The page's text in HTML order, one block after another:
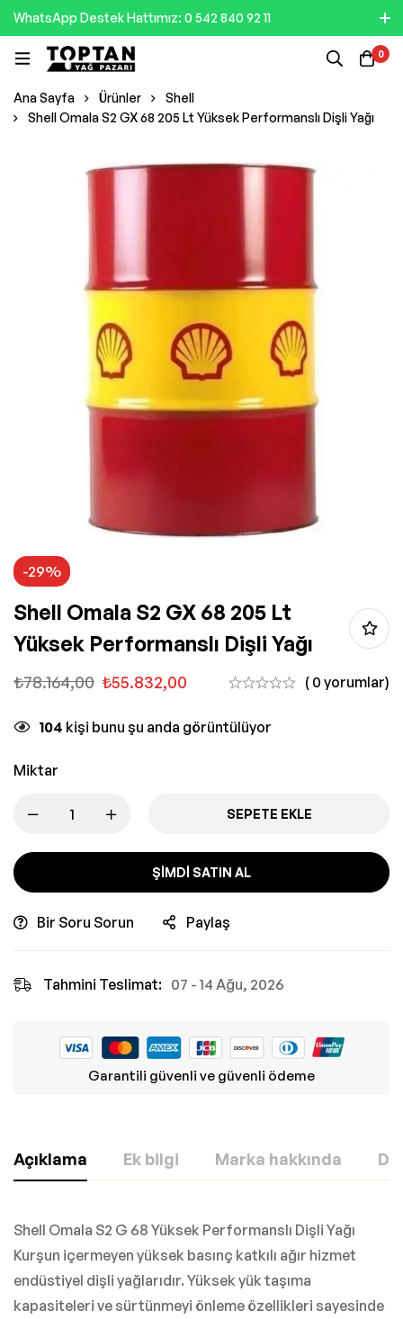
WhatsApp Destek Hattımız: 0 542 840 92 11
0
Ana Sayfa Ürünler
Shell
Shell Omala S2 GX 68 205 Lt Yüksek Performanslı Dişli Yağı
-29%
Shell Omala S2 GX 68 205 Lt
Yüksek Performanslı Dişli Yağı
₺78.164,00 ₺55.832,00 ( 0 yorumlar)
104 kişi bunu şu anda görüntülüyor
Miktar
SEPETE EKLE
ŞIMDI SATIN AL
Bir Soru Sorun Paylaş
Tahmini Teslimat: 07 - 14 Ağu, 2026
Garantili güvenli ve güvenli ödeme
Açıklama Ek bilgi Marka hakkında
Shell Omala S2 G 68 Yüksek Performanslı Dişli Yağı
Kurşun içermeyen yüksek basınç katkılı ağır hizmet
endüstiyel dişli yağlarıdır. Yüksek yük taşıma
kapasiteleri ve sürtünmeyi önleme özellikleri sayesinde